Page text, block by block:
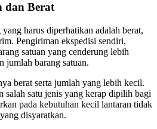
dan Berat
harus diperhatikan adalah berat,
Pengiriman ekspedisi sendiri,
satuan yang cenderung lebih
jumlah barang satuan.
berat serta jumlah yang lebih kecil.
salah satu jenis yang kerap dipilih bagi
pada kebutuhan kecil lantaran tidak
disyaratkan.